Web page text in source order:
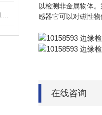
以检测非金属物体
感器它可以对磁性
在线咨询